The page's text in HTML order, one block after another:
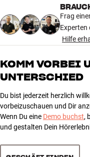
Ausgang (sonstige)
Eingang (sonstige)
Kabellose Übertragung
MASSE UND DESIGN
Farbe
Modell / Variante
Gewicht der Verpackung
5
4
3
1
Frag
Experten
Hilfe
KOMM VORBEI
UNTERSCHIED
Du bist jederzeit herzlich
vorbeizuschauen und Dir
Wenn Du eine Demo buchst,
und gestalten Dein